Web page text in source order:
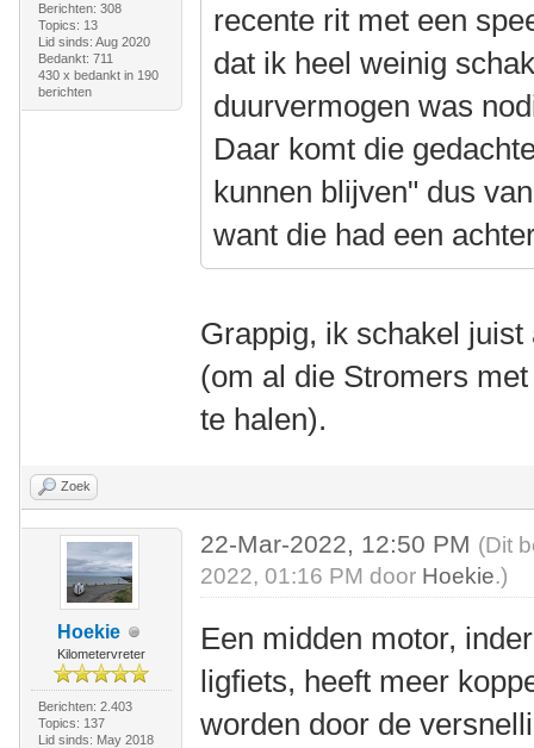
Berichten: 308
Topics: 13
Lid sinds: Aug 2020
Bedankt: 711
430 x bedankt in 190
berichten
recente rit met een
dat ik heel weinig
duurvermogen was
Daar komt die
kunnen blijven" dus
want die had een
Grappig, ik schakel
(om al die Stromers
te halen).
Zoek
Hoekie
Kilometervreter
Berichten: 2.403
Topics: 137
Lid sinds: May 2018
22-Mar-2022, 12:50 PM (Dit
2022, 01:16 PM door Hoekie.)
Een midden motor,
ligfiets, heeft meer
worden door de